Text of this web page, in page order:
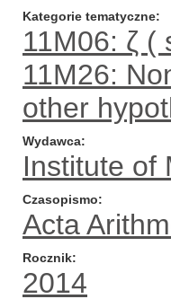
Kategorie tematyczne
11M06: ζ (
11M26:
other
Wydawca
Institute of
Czasopismo
Acta
Rocznik
2014